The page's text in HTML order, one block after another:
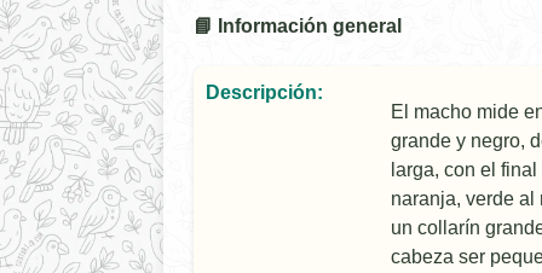
📘 Información general
Descripción:
El macho mide
grande y negro,
larga, con el
naranja, verde al
un collarín
cabeza ser